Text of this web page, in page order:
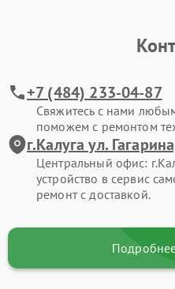
+7 (484) 233-04-87
Свяжитесь с нами
поможем с ремонтом
г.Калуга ул.
Центральный офис:
устройство в сервис
ремонт с доставкой.